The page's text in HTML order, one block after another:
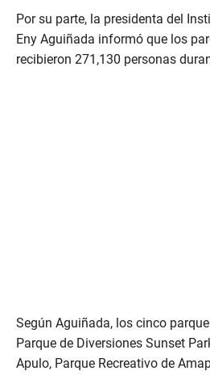
Por su parte, la presidenta del
Eny Aguiñada informó que los
recibieron 271,130 personas
Según Aguiñada, los cinco
Parque de Diversiones Sunset
Apulo, Parque Recreativo de